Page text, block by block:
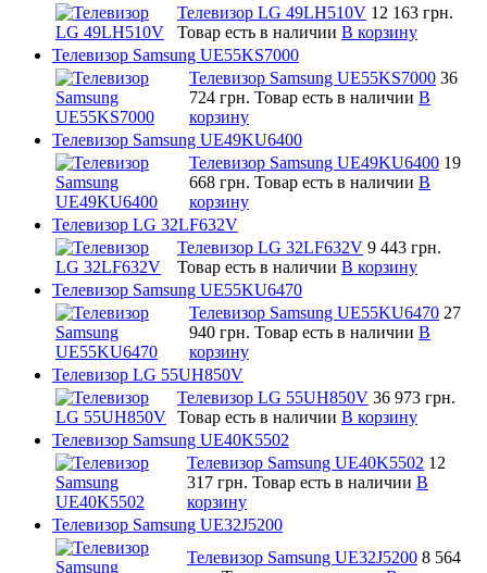
Телевизор LG 49LH510V 12 163 грн.
Товар есть в наличии В корзину
Телевизор Samsung UE55KS7000
Телевизор Samsung UE55KS7000 36
724 грн. Товар есть в наличии В
корзину
Телевизор Samsung UE49KU6400
Телевизор Samsung UE49KU6400 19
668 грн. Товар есть в наличии В
корзину
Телевизор LG 32LF632V
Телевизор LG 32LF632V 9 443 грн.
Товар есть в наличии В корзину
Телевизор Samsung UE55KU6470
Телевизор Samsung UE55KU6470 27
940 грн. Товар есть в наличии В
корзину
Телевизор LG 55UH850V
Телевизор LG 55UH850V 36 973 грн.
Товар есть в наличии В корзину
Телевизор Samsung UE40K5502
Телевизор Samsung UE40K5502 12
317 грн. Товар есть в наличии В
корзину
Телевизор Samsung UE32J5200
Телевизор Samsung UE32J5200 8 564